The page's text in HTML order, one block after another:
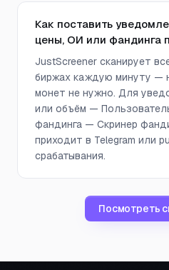
Как поставить
цены, ОИ или фандинга
JustScreener сканирует
биржах каждую минуту —
монет не нужно. Для
или объём —
фандинга — Скринер
приходит в Telegram или
срабатывания.
Посмотреть